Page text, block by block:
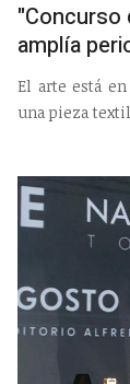
"Concurso
amplía
El arte está
una pieza